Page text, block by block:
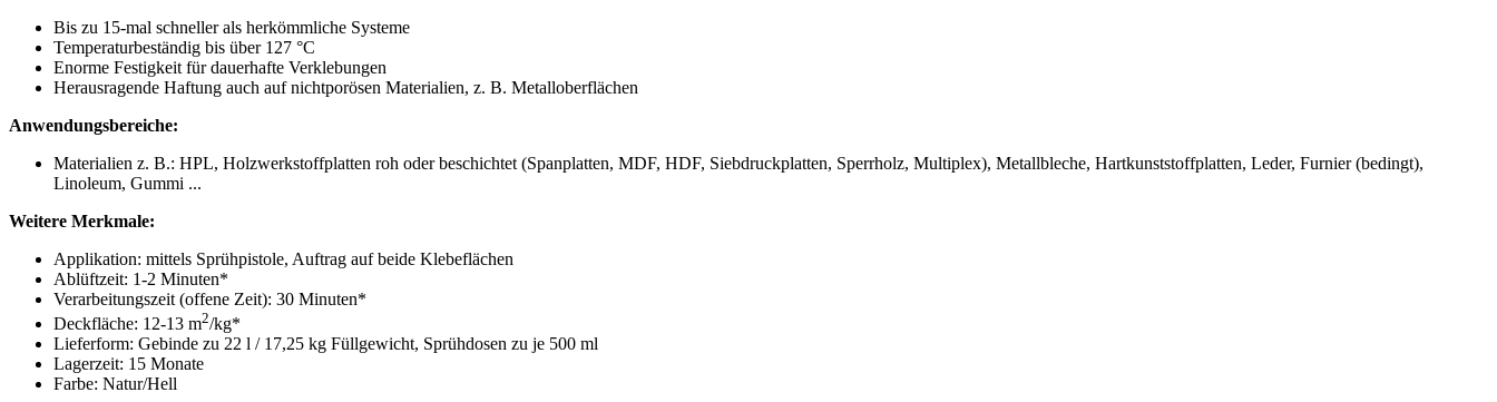
Bis zu 15-mal schneller als herkömmliche Systeme
Temperaturbeständig bis über 127 °C
Enorme Festigkeit für dauerhafte Verklebungen
Herausragende Haftung auch auf nichtporösen Materialien, z. B. Metalloberflächen
Anwendungsbereiche:
Materialien z. B.: HPL, Holzwerkstoffplatten roh oder beschichtet (Spanplatten, MDF, HDF, Siebdruckplatten, Sperrholz, Multiplex), Metallbleche, Hartkunststoffplatten, Leder, Furnier (bedingt),
Linoleum, Gummi ...
Weitere Merkmale:
Applikation: mittels Sprühpistole, Auftrag auf beide Klebeflächen
Ablüftzeit: 1-2 Minuten*
Verarbeitungszeit (offene Zeit): 30 Minuten*
Deckfläche: 12-13 m2/kg*
Lieferform: Gebinde zu 22 l / 17,25 kg Füllgewicht, Sprühdosen zu je 500 ml
Lagerzeit: 15 Monate
Farbe: Natur/Hell